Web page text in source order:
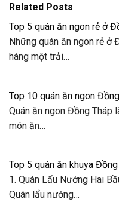
Related Posts
Top 5 quán ăn ngon rẻ ở
Những quán ăn ngon rẻ ở
hàng một trải…
Top 10 quán ăn ngon
Quán ăn ngon Đồng Tháp
món ăn…
Top 5 quán ăn khuya
1. Quán Lẩu Nướng Hai
Quán lẩu nướng…